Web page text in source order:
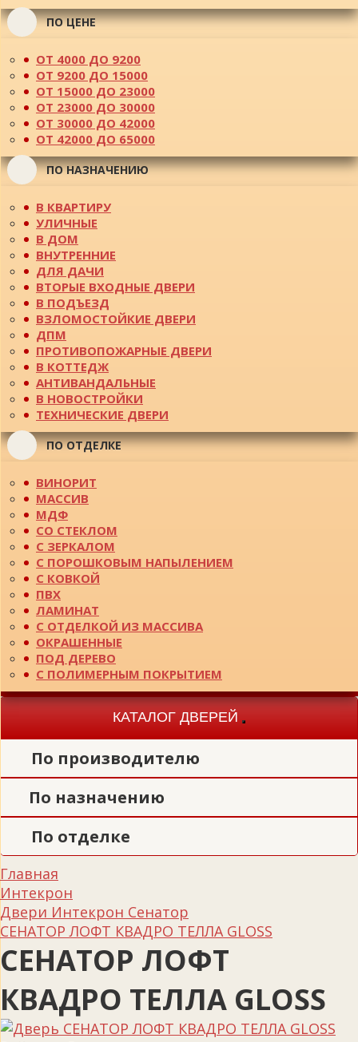
ПО ЦЕНЕ
ОТ 4000 ДО 9200
ОТ 9200 ДО 15000
ОТ 15000 ДО 23000
ОТ 23000 ДО 30000
ОТ 30000 ДО 42000
ОТ 42000 ДО 65000
ПО НАЗНАЧЕНИЮ
В КВАРТИРУ
УЛИЧНЫЕ
В ДОМ
ВНУТРЕННИЕ
ДЛЯ ДАЧИ
ВТОРЫЕ ВХОДНЫЕ ДВЕРИ
В ПОДЪЕЗД
ВЗЛОМОСТОЙКИЕ ДВЕРИ
ДПМ
ПРОТИВОПОЖАРНЫЕ ДВЕРИ
В КОТТЕДЖ
АНТИВАНДАЛЬНЫЕ
В НОВОСТРОЙКИ
ТЕХНИЧЕСКИЕ ДВЕРИ
ПО ОТДЕЛКЕ
ВИНОРИТ
МАССИВ
МДФ
СО СТЕКЛОМ
С ЗЕРКАЛОМ
С ПОРОШКОВЫМ НАПЫЛЕНИЕМ
С КОВКОЙ
ПВХ
ЛАМИНАТ
С ОТДЕЛКОЙ ИЗ МАССИВА
ОКРАШЕННЫЕ
ПОД ДЕРЕВО
С ПОЛИМЕРНЫМ ПОКРЫТИЕМ
КАТАЛОГ ДВЕРЕЙ
Toggle
navigation
По производителю
По назначению
По отделке
Главная
Интекрон
Двери Интекрон Сенатор
СЕНАТОР ЛОФТ КВАДРО ТЕЛЛА GLOSS
СЕНАТОР ЛОФТ
КВАДРО ТЕЛЛА GLOSS